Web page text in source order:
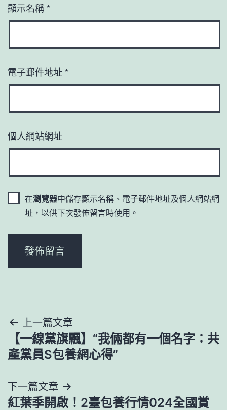
顯示名稱 *
電子郵件地址 *
個人網站網址
在瀏覽器中儲存顯示名稱、電子郵件地址及個人網站網
址，以供下次發佈留言時使用。
文
章
覽
上一篇文章
【一線黨旗飄】“我倆都有一個名字：共
產黨員S包養網心得”
下一篇文章
紅葉季開啟！2臺包養行情024全國賞